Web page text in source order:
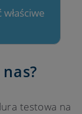
testowa na